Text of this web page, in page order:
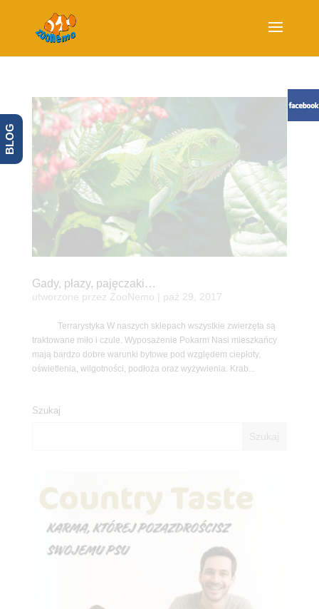
Gady, płazy, pajęczaki…
utworzone przez ZooNemo paź 29, 2017
Terrarystyka W naszych sklepach wszystkie zwierzęta są
traktowane miło i czule. Wyposażenie Pokarm Nasi mieszkańcy
mają bardzo dobre warunki bytowe pod względem ciepłoty,
oświetlenia, wilgotności, podłoża oraz wyżywienia. Krab...
Szukaj
BLOG